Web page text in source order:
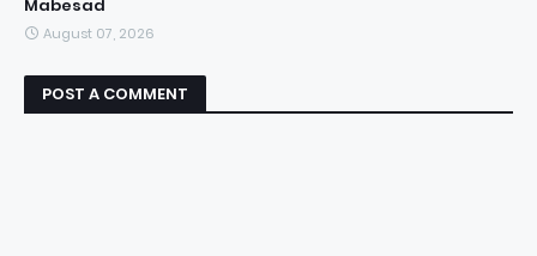
Mabesad
August 07, 2026
POST A COMMENT